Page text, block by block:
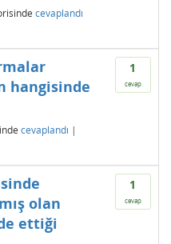
cevaplandı
1
cevap
hangisinde
cevaplandı |
1
cevap
olan
ettiği